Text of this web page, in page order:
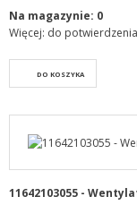
Na magazynie: 0
Więcej: do
DO KOSZYKA
11642103055 -